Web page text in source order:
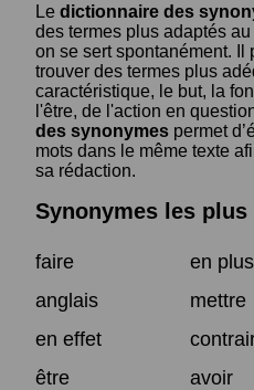
Le dictionnaire des
des termes plus adaptés
on se sert spontanément. Il
trouver des termes plus
caractéristique, le but, la
l'être, de l'action en
des synonymes permet
mots dans le même texte
sa rédaction.
Synonymes les plus
faire
en plus
anglais
mettre
en effet
être
avoir